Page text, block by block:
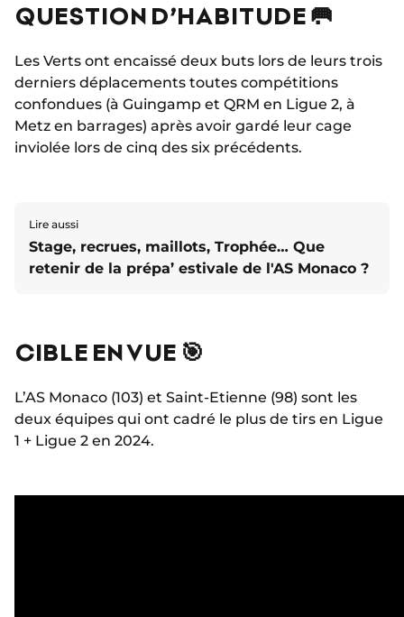
QUESTION D’HABITUDE 🥅
Les Verts ont encaissé deux buts lors de leurs trois
derniers déplacements toutes compétitions
confondues (à Guingamp et QRM en Ligue 2, à
Metz en barrages) après avoir gardé leur cage
inviolée lors de cinq des six précédents.
Lire aussi
Stage, recrues, maillots, Trophée… Que
retenir de la prépa’ estivale de l'AS Monaco ?
CIBLE EN VUE 🎯
L’AS Monaco (103) et Saint-Etienne (98) sont les
deux équipes qui ont cadré le plus de tirs en Ligue
1 + Ligue 2 en 2024.